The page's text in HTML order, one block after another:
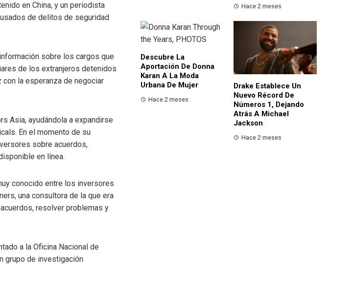
en China, y un periodista
​​de delitos de seguridad
sobre los cargos que
de los extranjeros detenidos
la esperanza de negociar
Asia, ayudándola a expandirse
En el momento de su
sobre acuerdos,
en línea.
conocido entre los inversores
una consultora de la que era
resolver problemas y
a la Oficina Nacional de
grupo de investigación
Hace 2 meses
Descubre La
Aportación De Donna
Karan A La Moda
Urbana De Mujer
Hace 2 meses
Drake Establece Un
Nuevo Récord De
Números 1, Dejando
Atrás A Michael
Jackson
Hace 2 meses